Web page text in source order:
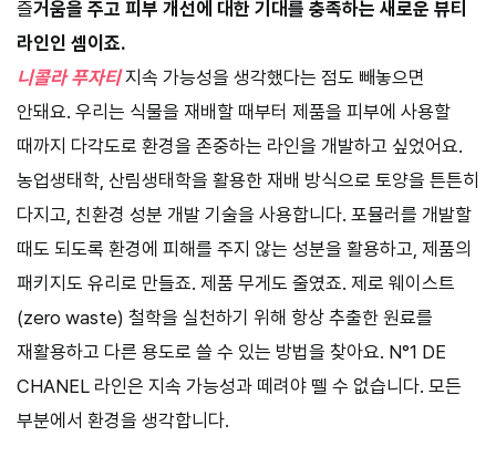
즐거움을 주고 피부 개선에 대한 기대를 충족하는 새로운 뷰티
라인인 셈이죠.
니콜라 푸자티 지속 가능성을 생각했다는 점도 빼놓으면
안돼요. 우리는 식물을 재배할 때부터 제품을 피부에 사용할
때까지 다각도로 환경을 존중하는 라인을 개발하고 싶었어요.
농업생태학, 산림생태학을 활용한 재배 방식으로 토양을 튼튼히
다지고, 친환경 성분 개발 기술을 사용합니다. 포뮬러를 개발할
때도 되도록 환경에 피해를 주지 않는 성분을 활용하고, 제품의
패키지도 유리로 만들죠. 제품 무게도 줄였죠. 제로 웨이스트
(zero waste) 철학을 실천하기 위해 항상 추출한 원료를
재활용하고 다른 용도로 쓸 수 있는 방법을 찾아요. N°1 DE
CHANEL 라인은 지속 가능성과 떼려야 뗄 수 없습니다. 모든
부분에서 환경을 생각합니다.